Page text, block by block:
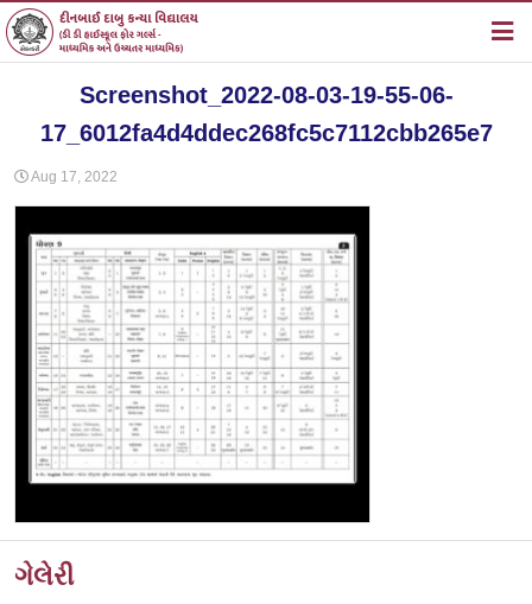
સંસ્થા વિષે
સૂચનાઓ
ફોટો ગેલેરી
ડાઉનલોડ
સંપર્ક
Screenshot_2022-08-03-19-55-06-
17_6012fa4d4ddec268fc5c7112cbb265e7
Aug 17, 2022
ગેલેરી